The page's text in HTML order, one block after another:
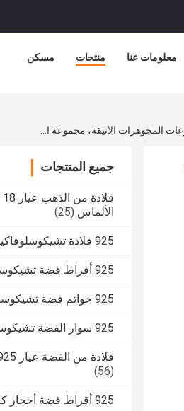
مسكن منتجات معلومات عنا
جميع المنتجات
الألماس (25)
925 قلادة تشيكوسلوفاكيا الفضة
925 أقراط فضة تشيكوسلوفاكيا
925 خواتم فضة تشيكوسلوفاكيا
925 سوار الفضة تشيكوسلوفاكيا
قلادة من الفضة عيار 925 والأحجار الكريمة
(56)
925 أقراط فضة أحجار كريمة